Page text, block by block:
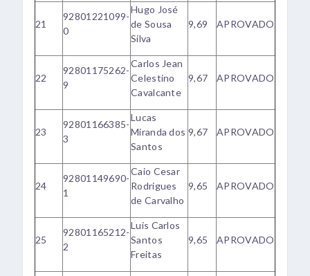
21
92801221099-
0
Hugo José
de Sousa
Silva
9,69 APROVADO
22
92801175262-
9
Carlos Jean
Celestino
Cavalcante
9,67 APROVADO
23
92801166385-
3
Lucas
Miranda dos
Santos
9,67 APROVADO
24
92801149690-
1
Caio Cesar
Rodrigues
de Carvalho
9,65 APROVADO
25
92801165212-
2
Luis Carlos
Santos
Freitas
9,65 APROVADO